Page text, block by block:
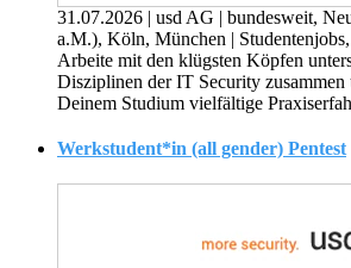
31.07.2026 usd AG
bundesweit,
a.M.), Köln, München
Arbeite mit den klügsten Köpfen
Disziplinen der IT Security zusammen
Deinem Studium vielfältige
Werkstudent*in (all gender) Pentest